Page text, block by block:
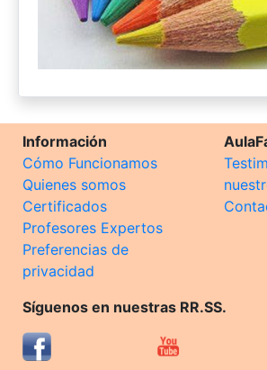
Información
Cómo Funcionamos
Quienes somos
Certificados
Profesores Expertos
Preferencias de
privacidad
Síguenos en nuestras RR.SS.